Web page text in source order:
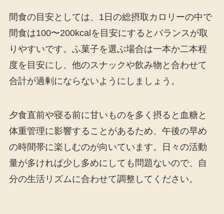
間食の目安としては、1日の総摂取カロリーの中で
間食は100〜200kcalを目安にするとバランスが取
りやすいです。ふ菓子を選ぶ場合は一本か二本程
度を目安にし、他のスナックや飲み物と合わせて
合計が過剰にならないようにしましょう。
夕食直前や寝る前に甘いものを多く摂ると血糖と
体重管理に影響することがあるため、午後の早め
の時間帯に楽しむのが向いています。日々の活動
量が多ければ少し多めにしても問題ないので、自
分の生活リズムに合わせて調整してください。